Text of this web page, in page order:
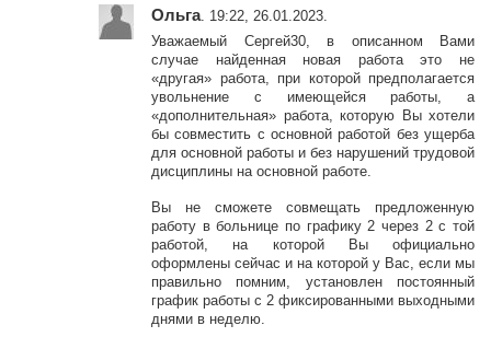
Ольга. 19:22, 26.01.2023.
Уважаемый Сергей30, в описанном Вами
случае найденная новая работа это не
«другая» работа, при которой предполагается
увольнение с имеющейся работы, а
«дополнительная» работа, которую Вы хотели
бы совместить с основной работой без ущерба
для основной работы и без нарушений трудовой
дисциплины на основной работе.
Вы не сможете совмещать предложенную
работу в больнице по графику 2 через 2 с той
работой, на которой Вы официально
оформлены сейчас и на которой у Вас, если мы
правильно помним, установлен постоянный
график работы с 2 фиксированными выходными
днями в неделю.